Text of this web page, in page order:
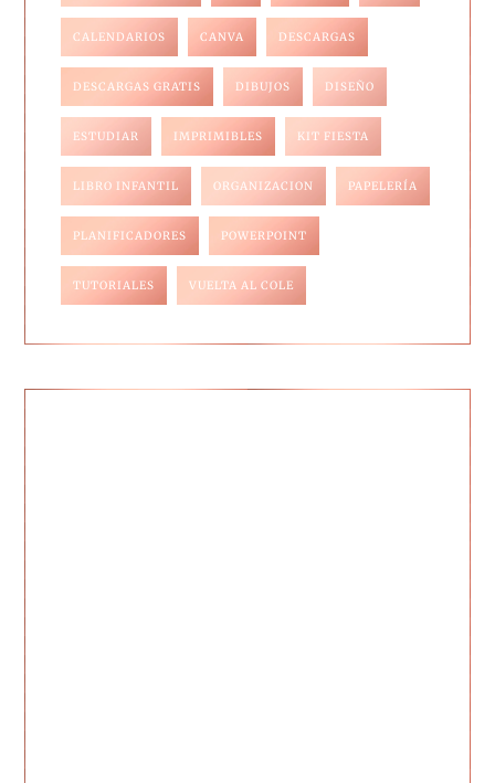
CALENDARIOS CANVA DESCARGAS
DESCARGAS GRATIS DIBUJOS DISEÑO
ESTUDIAR IMPRIMIBLES KIT FIESTA
LIBRO INFANTIL ORGANIZACION PAPELERÍA
PLANIFICADORES POWERPOINT
TUTORIALES VUELTA AL COLE